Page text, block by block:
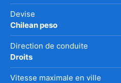
Devise
Chilean peso
Direction de conduite
Droits
Vitesse maximale en ville